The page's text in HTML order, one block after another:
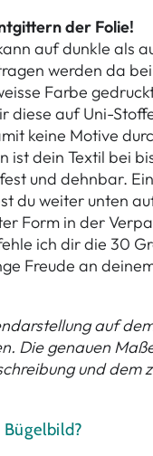
der Folie!
auf dunkle als
werden da
Farbe
diese auf Uni-
keine Motive
ist dein Textil bei
und dehnbar.
du weiter unten
Form in der
ich dir die 30
Freude an
auf
Die genauen
und dem